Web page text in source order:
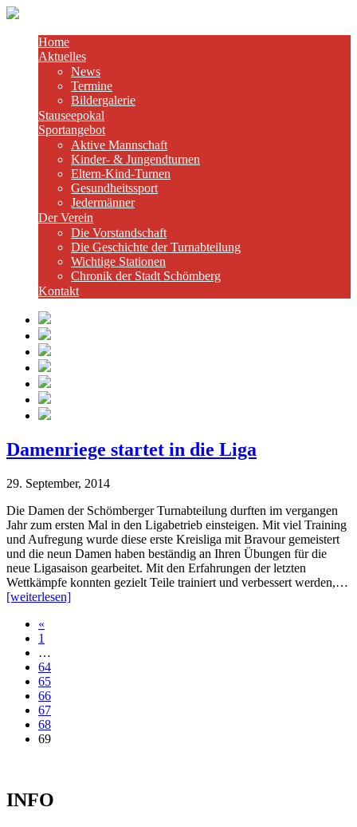
Home
Aktuelles
News
Termine
Bildergalerie
Stauseepokal
Sportangebot
Aktive Mannschaft
Kinder- & Jungendturnen
Eltern-Kind-Turnen
Gesundheitssport
Jedermänner
Der Verein
Die Vorstandschaft
Die Geschichte der Turnabteilung
Wichtige Stationen
Chronik der Stadt Schömberg
Kontakt
Damenriege startet in die Liga
29. September, 2014
Die Damen der Schömberger Turnabteilung durften im vergangen
Jahr zum ersten Mal in den Ligabetrieb einsteigen. Mit viel Training
und Aufregung wurde diese erste Kreisliga mit Bravour gemeistert
und die neun Damen haben beständig an Ihren Übungen für die
neue Ligasaison gearbeitet. Mit den Erfahrungen der letzten
Wettkämpfe konnten gezielt Teile trainiert und verbessert werden,…
[weiterlesen]
«
1
…
64
65
66
67
68
69
INFO